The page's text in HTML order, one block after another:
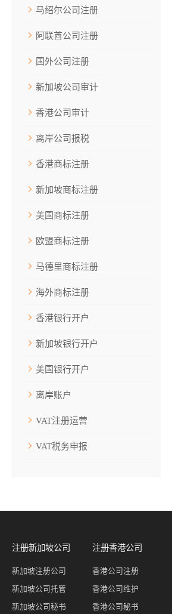
马绍尔公司注册
阿联酋公司注册
国外公司注册
新加坡公司审计
香港公司审计
离岸公司报税
香港商标注册
新加坡商标注册
美国商标注册
欧盟商标注册
马德里商标注册
海外商标注册
香港银行开户
新加坡银行开户
美国银行开户
离岸账户
VAT注册运营
VAT税务申报
注册新加坡公司
新加坡注册公司
新加坡公司托管
新加坡公司秘书
注册香港公司
香港公司注册
香港公司维护
香港公司秘书